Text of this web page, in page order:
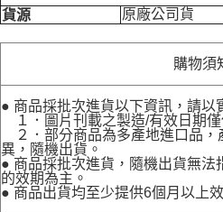
貨源 原廠公司貨
購物須
● 商品採批次進貨以下資訊，請以
１．圖片刊載之製造/有效日期僅
２．部分商品為多產地進口品，
異，隨機出貨。
● 商品採批次進貨，隨機出貨無法
的效期為主。
● 商品出貨均至少提供6個月以上